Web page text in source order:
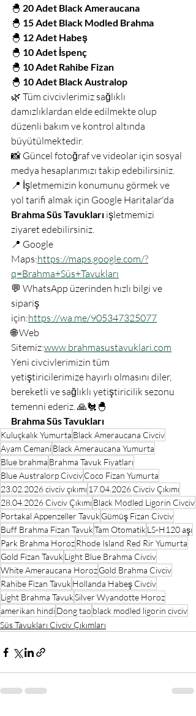
🐣 20 Adet Black Ameraucana
🐣 15 Adet Black Modled Brahma
🐣 12 Adet Habeş
🐣 10 Adet İspenç
🐣 10 Adet Rahibe Fizan
🐣 10 Adet Black Australop
🌿 Tüm civcivlerimiz sağlıklı
damızlıklardan elde edilmekte olup
düzenli bakım ve kontrol altında
büyütülmektedir.
📸 Güncel fotoğraf ve videolar için sosyal
medya hesaplarımızı takip edebilirsiniz.
📍 İşletmemizin konumunu görmek ve
yol tarifi almak için Google Haritalar'da
Brahma Süs Tavukları işletmemizi
ziyaret edebilirsiniz.
📍 Google
Maps:https://maps.google.com/?
q=Brahma+Süs+Tavukları
💬 WhatsApp üzerinden hızlı bilgi ve
sipariş
için:https://wa.me/905347325077
🌐 Web
Sitemiz:www.brahmasustavuklari.com
Yeni civcivlerimizin tüm
yetiştiricilerimize hayırlı olmasını diler,
bereketli ve sağlıklı yetiştiricilik sezonu
temenni ederiz. 🙏🐔🐣
Brahma Süs Tavukları
Kuluçkalık Yumurta Black Ameraucana Civciv
Ayam CemaniBlack Ameraucana Yumurta
Blue brahma Brahma Tavuk Fiyatları
Blue Australorp CivcivCoco Fizan Yumurta
23.02.2026 civciv çıkımı 17.04.2026 Civciv Çıkımı
28.04.2026 Civciv Çıkımı Black Modled Ligorin Civciv
Portakal Appenzeller TavukGümüş Fizan Civciv
Buff Brahma Fizan TavukTam OtomatikLS-H120 aşı
Park Brahma HorozRhode Island Red Rir Yumurta
Gold Fizan TavukLight Blue Brahma Civciv
White Ameraucana HorozGold Brahma Civciv
Rahibe Fizan TavukHollanda Habeş Civciv
Light Brahma TavukSilver Wyandotte Horoz
amerikan hindiDong tao black modled ligorin civciv
Süs Tavukları Civciv Çıkımları